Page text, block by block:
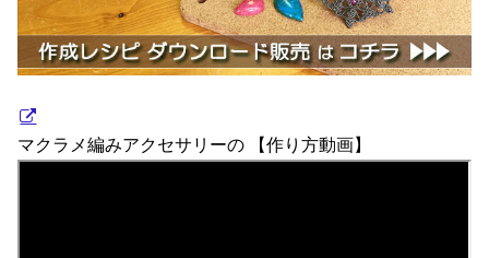
マクラメ編みアクセサリーの 【作り方動画】